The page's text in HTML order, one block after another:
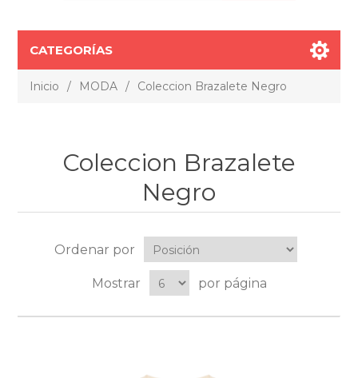
CATEGORÍAS
Inicio / MODA / Coleccion Brazalete Negro
Coleccion Brazalete
Negro
Ordenar por
Mostrar por página